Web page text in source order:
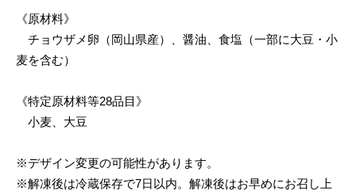
《原材料》
チョウザメ卵（岡山県産）、醤油、食塩（一部に大豆・小
麦を含む）
《特定原材料等28品目》
小麦、大豆
※デザイン変更の可能性があります。
※解凍後は冷蔵保存で7日以内。解凍後はお早めにお召し上